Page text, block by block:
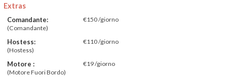
Extras
Comandante:
€150 /giorno
(Comandante)
Hostess:
€110 /giorno
(Hostess)
Motore :
€19 /giorno
(Motore Fuori Bordo)